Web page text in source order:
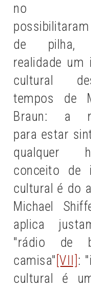
no
de pilha,
realidade um
cultural
tempos de
Braun: a
para estar
qualquer
conceito de
cultural é do
Michael
aplica
"rádio de
camisa" [VII]:
cultural é